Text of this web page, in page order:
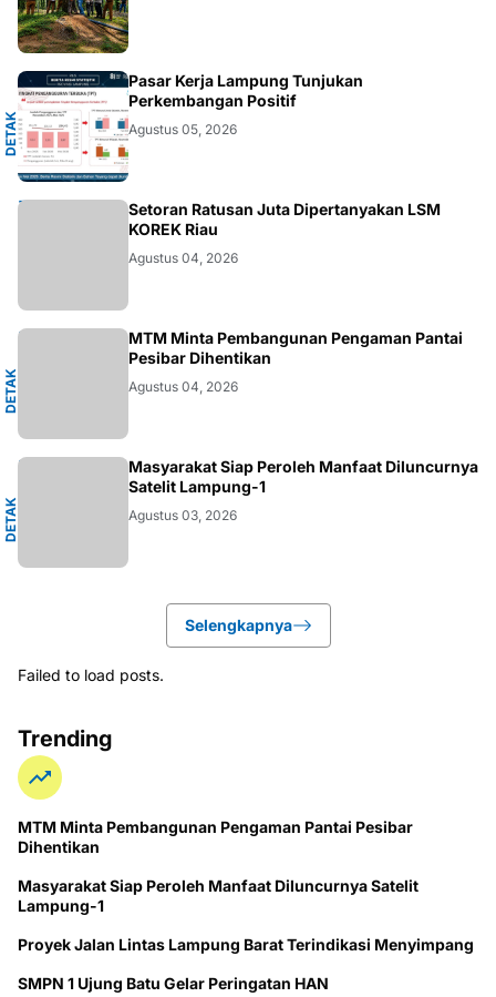
D
E
T
A
K
N
U
S
A
N
T
A
RA
Pasar Kerja Lampung Tunjukan
Perkembangan Positif
Agustus 05, 2026
Setoran Ratusan Juta Dipertanyakan LSM
KOREK Riau
Agustus 04, 2026
D
E
T
A
K
N
U
S
A
N
T
A
R
MTM Minta Pembangunan Pengaman Pantai
Pesibar Dihentikan
Agustus 04, 2026
D
E
T
A
K
N
U
S
A
N
T
A
R
Masyarakat Siap Peroleh Manfaat Diluncurnya
Satelit Lampung-1
Agustus 03, 2026
Selengkapnya
Failed to load posts.
Trending
MTM Minta Pembangunan Pengaman Pantai Pesibar
Dihentikan
Masyarakat Siap Peroleh Manfaat Diluncurnya Satelit
Lampung-1
Proyek Jalan Lintas Lampung Barat Terindikasi Menyimpang
SMPN 1 Ujung Batu Gelar Peringatan HAN